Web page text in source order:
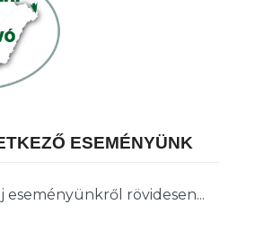
ESEMÉNYÜNK
rövidesen...